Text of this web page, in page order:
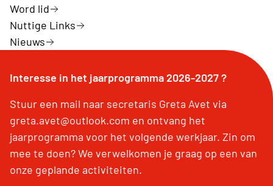
Word lid
Nuttige Links
Nieuws
Interesse in het jaarprogramma 2026-2027 ?
Stuur een mail naar secretaris Greta Avet via
greta.avet@outlook.com en ontvang het
jaarprogramma voor het volgende werkjaar. Zin om
mee te doen? We verwelkomen je graag op een van
onze geplande activiteiten.